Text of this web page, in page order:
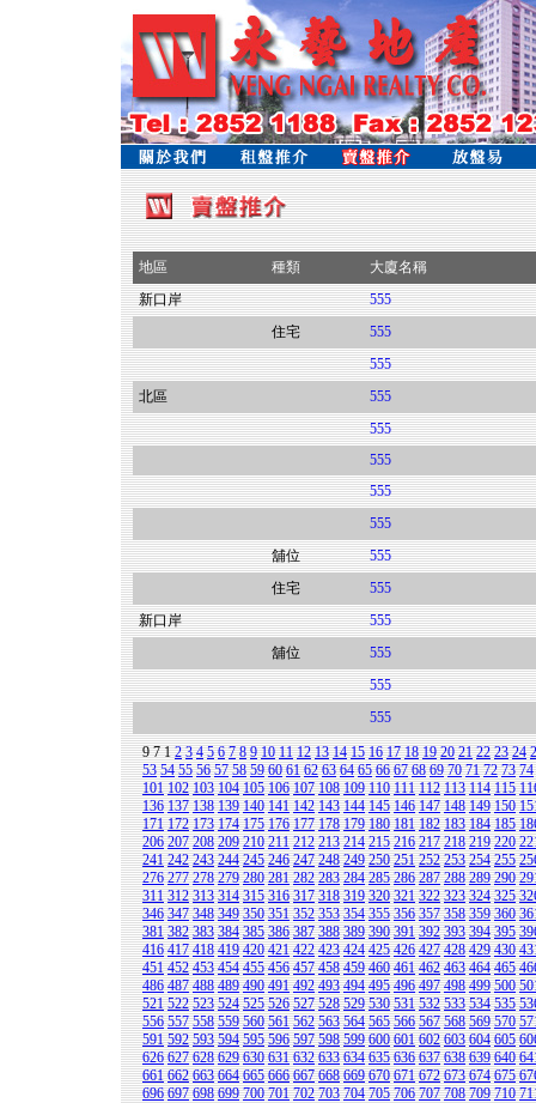
地區 種類
大廈名稱
新口岸
555
住宅
555
555
北區
555
555
555
555
555
舖位
555
住宅
555
新口岸
555
舖位
555
555
555
9 712 3 4 5 6 7 8 9 10 11 12 13 14 15 16 17 18 19 20 21 22 23 24
53 54 55 56 57 58 59 60 61 62 63 64 65 66 67 68 69 70 71 72 73 74
101 102 103 104 105 106 107 108 109 110 111 112 113 114 115
136 137 138 139 140 141 142 143 144 145 146 147 148 149 150
171 172 173 174 175 176 177 178 179 180 181 182 183 184 185
206 207 208 209 210 211 212 213 214 215 216 217 218 219 220
241 242 243 244 245 246 247 248 249 250 251 252 253 254 255
276 277 278 279 280 281 282 283 284 285 286 287 288 289 290
311 312 313 314 315 316 317 318 319 320 321 322 323 324 325
346 347 348 349 350 351 352 353 354 355 356 357 358 359 360
381 382 383 384 385 386 387 388 389 390 391 392 393 394 395
416 417 418 419 420 421 422 423 424 425 426 427 428 429 430
451 452 453 454 455 456 457 458 459 460 461 462 463 464 465
486 487 488 489 490 491 492 493 494 495 496 497 498 499 500
521 522 523 524 525 526 527 528 529 530 531 532 533 534 535
556 557 558 559 560 561 562 563 564 565 566 567 568 569 570
591 592 593 594 595 596 597 598 599 600 601 602 603 604 605
626 627 628 629 630 631 632 633 634 635 636 637 638 639 640
661 662 663 664 665 666 667 668 669 670 671 672 673 674 675
696 697 698 699 700 701 702 703 704 705 706 707 708 709 710